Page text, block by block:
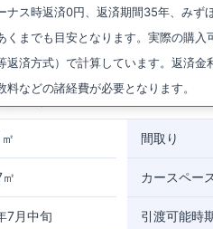
ナス時返済0円、返済期間35年、みず
くまでも目安となります。実際の購入
返済方式）で計算しています。返済金
などの諸経費が必要となります。
海老名市国分寺台５丁目5137番
)、神奈川県海老名市国分寺台5-3-
表示)
鉄小田原線,相模鉄道本線海老名駅
まで徒歩5分
間取り
カースペー
7月中旬 引渡可能時